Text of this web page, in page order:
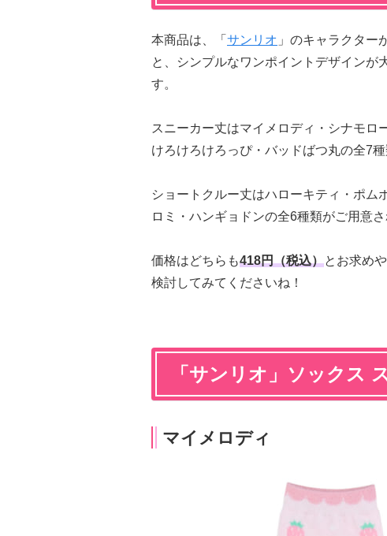
本商品は、「 サンリオ 」のキャラクター
と、シンプルなワンポイントデザインが
す。
スニーカー丈はマイメロディ・シナモロ
けろけろけろっぴ・バッドばつ丸の全7種
ショートクルー丈はハローキティ・ポム
ロミ・ハンギョドンの全6種類がご用意さ
価格はどちらも418円（税込）とお求め
検討してみてくださいね！
「サンリオ」ソックス
マイメロディ